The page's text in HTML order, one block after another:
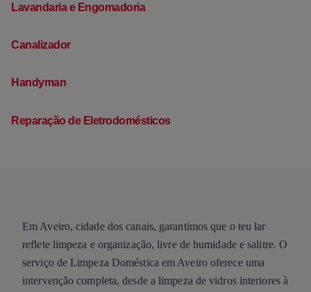
Lavandaria e Engomadoria
Canalizador
Handyman
Reparação de Eletrodomésticos
Em Aveiro, cidade dos canais, garantimos que o teu lar
reflete limpeza e organização, livre de humidade e salitre. O
serviço de Limpeza Doméstica em Aveiro oferece uma
intervenção completa, desde a limpeza de vidros interiores à